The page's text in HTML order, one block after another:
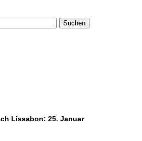
Suchen
Lissabon: 25. Januar